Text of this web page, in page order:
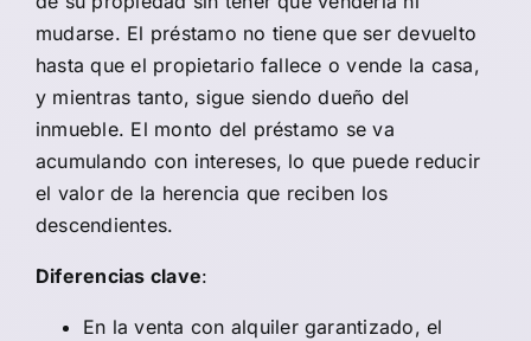
mudarse. El préstamo no tiene que ser devuelto
hasta que el propietario fallece o vende la casa,
y mientras tanto, sigue siendo dueño del
inmueble. El monto del préstamo se va
acumulando con intereses, lo que puede reducir
el valor de la herencia que reciben los
descendientes.
Diferencias clave:
En la venta con alquiler garantizado, el